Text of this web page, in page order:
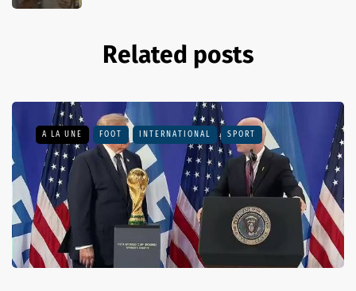
Related posts
A LA UNE FOOT INTERNATIONAL SPORT